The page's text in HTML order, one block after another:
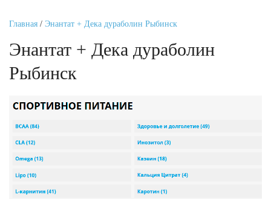
Главная / Энантат + Дека дураболин Рыбинск
Энантат + Дека дураболин
Рыбинск